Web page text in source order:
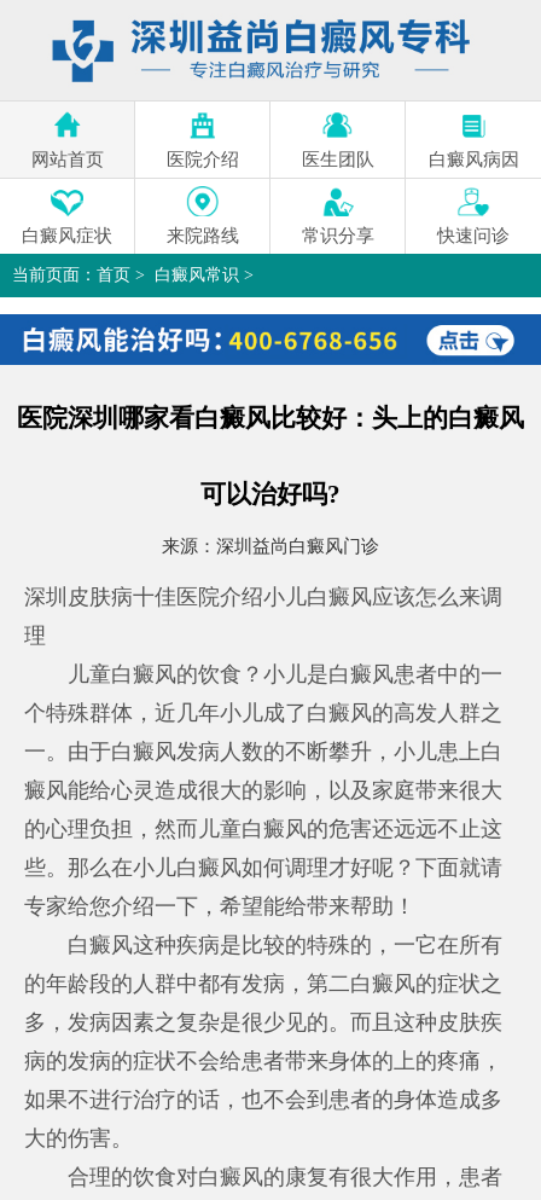
网站首页 医院介绍 医生团队 白癜风病因
白癜风症状 来院路线 常识分享 快速问诊
当前页面： 首页 > 白癜风常识 >
医院深圳哪家看白癜风比较好：头上的白癜风可以治好吗?>
医院深圳哪家看白癜风比较好：头上的白癜风
可以治好吗?
来源： 深圳益尚白癜风门诊
深圳皮肤病十佳医院介绍小儿白癜风应该怎么来调
理
儿童白癜风的饮食？小儿是白癜风患者中的一
个特殊群体，近几年小儿成了白癜风的高发人群之
一。由于白癜风发病人数的不断攀升，小儿患上白
癜风能给心灵造成很大的影响，以及家庭带来很大
的心理负担，然而儿童白癜风的危害还远远不止这
些。那么在小儿白癜风如何调理才好呢？下面就请
专家给您介绍一下，希望能给带来帮助！
白癜风这种疾病是比较的特殊的，一它在所有
的年龄段的人群中都有发病，第二白癜风的症状之
多，发病因素之复杂是很少见的。而且这种皮肤疾
病的发病的症状不会给患者带来身体的上的疼痛，
如果不进行治疗的话，也不会到患者的身体造成多
大的伤害。
合理的饮食对白癜风的康复有很大作用，患者